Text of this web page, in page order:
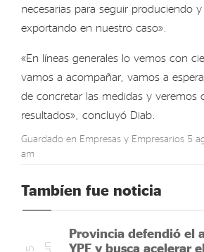
necesarias para seguir produciendo
exportando en nuestro caso».
«En líneas generales lo vemos con
vamos a acompañar, vamos a
de concretar las medidas y veremos
resultados», concluyó Diab.
Guardado en Empresas y Empresarios 5
am
Tambíen fue noticia
Provincia defendió el
YPF y busca acelerar